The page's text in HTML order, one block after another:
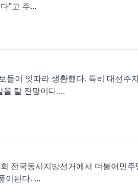
”고 주...
들이 잇따라 생환했다. 특히 대선주
탈 전망이다....
전국동시지방선거에서 더불어민주
이된다. ...